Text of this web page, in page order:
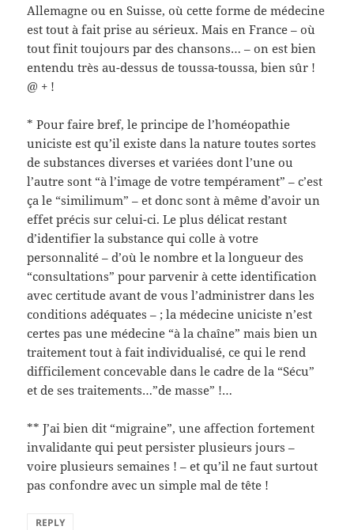
Allemagne ou en Suisse, où cette forme de médecine
est tout à fait prise au sérieux. Mais en France – où
tout finit toujours par des chansons… – on est bien
entendu très au-dessus de toussa-toussa, bien sûr !
@ + !
* Pour faire bref, le principe de l’homéopathie
uniciste est qu’il existe dans la nature toutes sortes
de substances diverses et variées dont l’une ou
l’autre sont “à l’image de votre tempérament” – c’est
ça le “similimum” – et donc sont à même d’avoir un
effet précis sur celui-ci. Le plus délicat restant
d’identifier la substance qui colle à votre
personnalité – d’où le nombre et la longueur des
“consultations” pour parvenir à cette identification
avec certitude avant de vous l’administrer dans les
conditions adéquates – ; la médecine uniciste n’est
certes pas une médecine “à la chaîne” mais bien un
traitement tout à fait individualisé, ce qui le rend
difficilement concevable dans le cadre de la “Sécu”
et de ses traitements…”de masse” !…
** J’ai bien dit “migraine”, une affection fortement
invalidante qui peut persister plusieurs jours –
voire plusieurs semaines ! – et qu’il ne faut surtout
pas confondre avec un simple mal de tête !
REPLY